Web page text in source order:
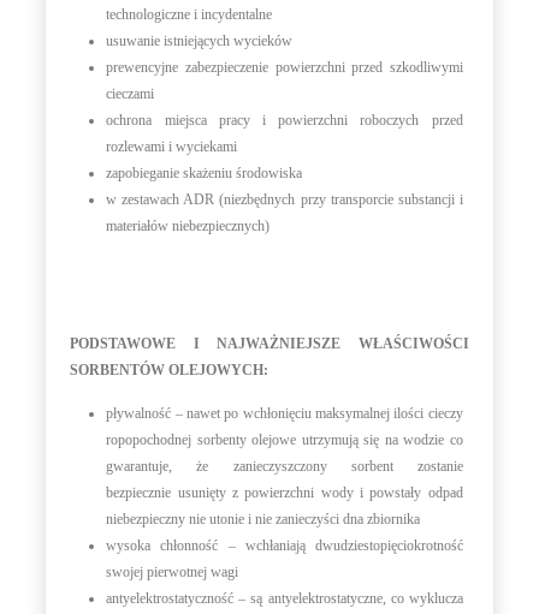
technologiczne i incydentalne
usuwanie istniejących wycieków
prewencyjne zabezpieczenie powierzchni przed szkodliwymi
cieczami
ochrona miejsca pracy i powierzchni roboczych przed
rozlewami i wyciekami
zapobieganie skażeniu środowiska
w zestawach ADR (niezbędnych przy transporcie substancji i
materiałów niebezpiecznych)
PODSTAWOWE I NAJWAŻNIEJSZE WŁAŚCIWOŚCI
SORBENTÓW OLEJOWYCH:
pływalność – nawet po wchłonięciu maksymalnej ilości cieczy
ropopochodnej sorbenty olejowe utrzymują się na wodzie co
gwarantuje, że zanieczyszczony sorbent zostanie
bezpiecznie usunięty z powierzchni wody i powstały odpad
niebezpieczny nie utonie i nie zanieczyści dna zbiornika
wysoka chłonność – wchłaniają dwudziestopięciokrotność
swojej pierwotnej wagi
antyelektrostatyczność – są antyelektrostatyczne, co wyklucza